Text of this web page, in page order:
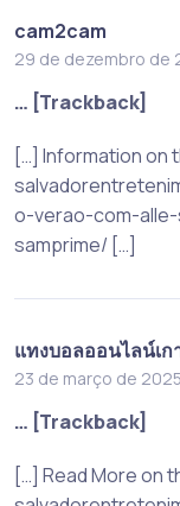
cam2cam
29 de dezembro de
… [Trackback]
[…] Information on
o-verao-com-
samprime/ […]
แทงบอลออนไลน์เก
23 de março de 2025
… [Trackback]
[…] Read More on